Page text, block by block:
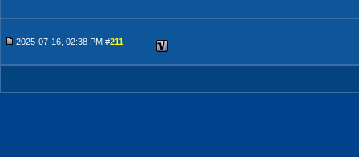
2025-07-16, 02:38 PM #211